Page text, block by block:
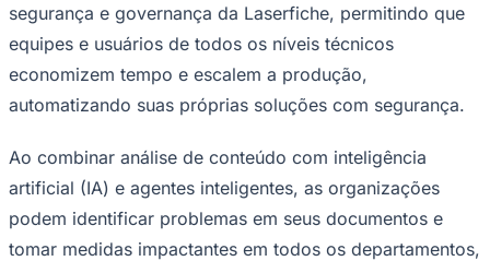
Bundesliga
Mundial 2026
Times - Ir direto
segurança e governança da Laserfiche, permitindo que
equipes e usuários de todos os níveis técnicos
economizem tempo e escalem a produção,
automatizando suas próprias soluções com segurança.
Ao combinar análise de conteúdo com inteligência
artificial (IA) e agentes inteligentes, as organizações
podem identificar problemas em seus documentos e
tomar medidas impactantes em todos os departamentos,